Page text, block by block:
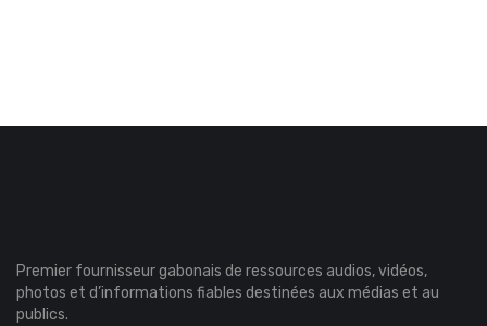
Premier fournisseur gabonais de ressources audios, vidéos,
photos et d’informations fiables destinées aux médias et au
publics.